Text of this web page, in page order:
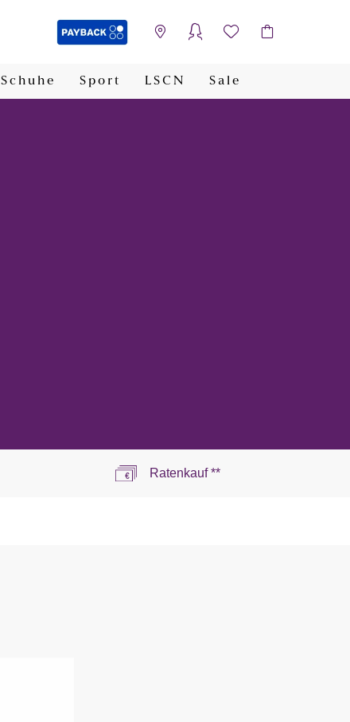
Schuhe Sport LSCN Sale
Ratenkauf **